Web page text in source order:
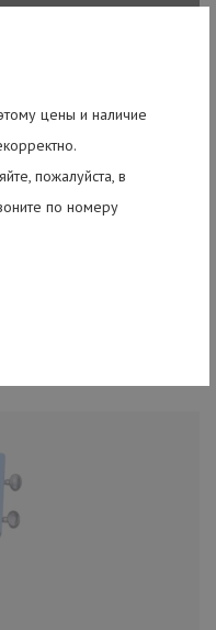
цены и наличие
пожалуйста, в
по номеру